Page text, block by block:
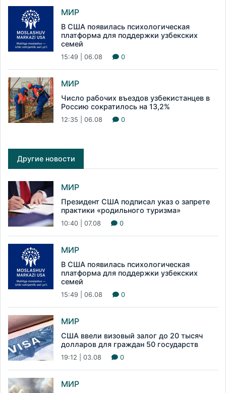
МИР
В США появилась психологическая
платформа для поддержки узбекских
семей
15:49 | 06.08 0
МИР
Число рабочих въездов узбекистанцев в
Россию сократилось на 13,2%
12:35 | 06.08 0
Другие новости
МИР
Президент США подписал указ о запрете
практики «родильного туризма»
10:40 | 07.08 0
МИР
В США появилась психологическая
платформа для поддержки узбекских
семей
15:49 | 06.08 0
МИР
США ввели визовый залог до 20 тысяч
долларов для граждан 50 государств
19:12 | 03.08 0
МИР